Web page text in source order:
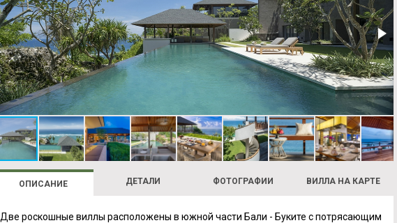
ОПИСАНИЕ ДЕТАЛИ ФОТОГРАФИИ ВИЛЛА НА КАРТЕ
Две роскошные виллы расположены в южной части Бали - Буките с потрясающим